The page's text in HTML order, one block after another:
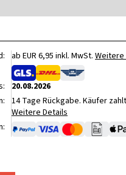
ab EUR 6,95 inkl. MwSt. Weitere
20.08.2026
14 Tage Rückgabe. Käufer
Weitere Details